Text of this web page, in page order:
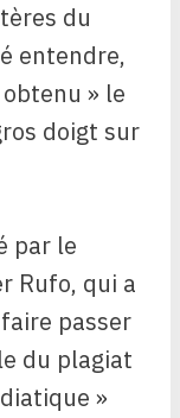
du
entendre,
» le
doigt sur
par le
Rufo, qui a
passer
du plagiat
»